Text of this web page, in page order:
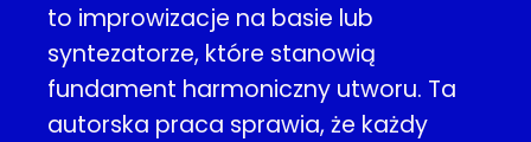
to improwizacje na basie lub
syntezatorze, które stanowią
fundament harmoniczny utworu. Ta
autorska praca sprawia, że każdy